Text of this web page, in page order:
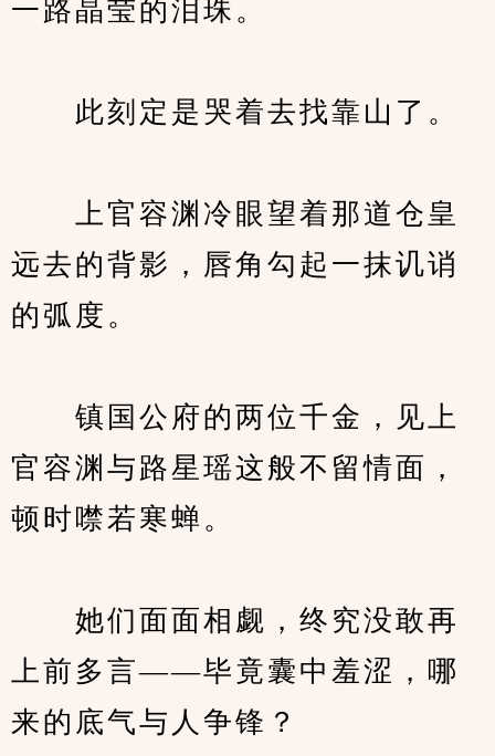
一路晶莹的泪珠。
此刻定是哭着去找靠山了。
上官容渊冷眼望着那道仓皇
远去的背影，唇角勾起一抹讥诮
的弧度。
镇国公府的两位千金，见上
官容渊与路星瑶这般不留情面，
顿时噤若寒蝉。
她们面面相觑，终究没敢再
上前多言——毕竟囊中羞涩，哪
来的底气与人争锋？